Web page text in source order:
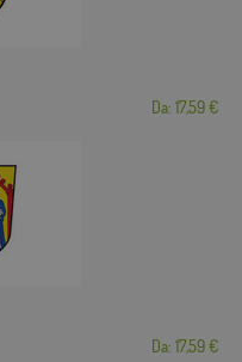
Da: 17,59 €
Da: 17,59 €